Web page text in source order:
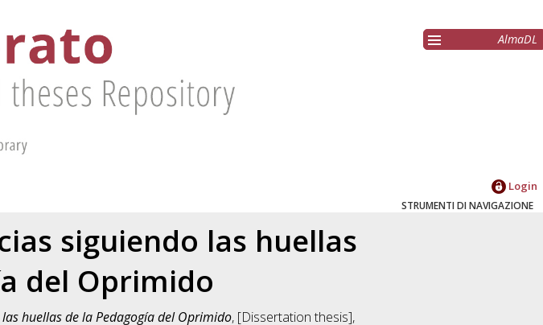
AlmaDL
Login
STRUMENTI DI NAVIGAZIONE
siguiendo las huellas
del Oprimido
huellas de la Pedagogía del Oprimido, [Dissertation thesis],